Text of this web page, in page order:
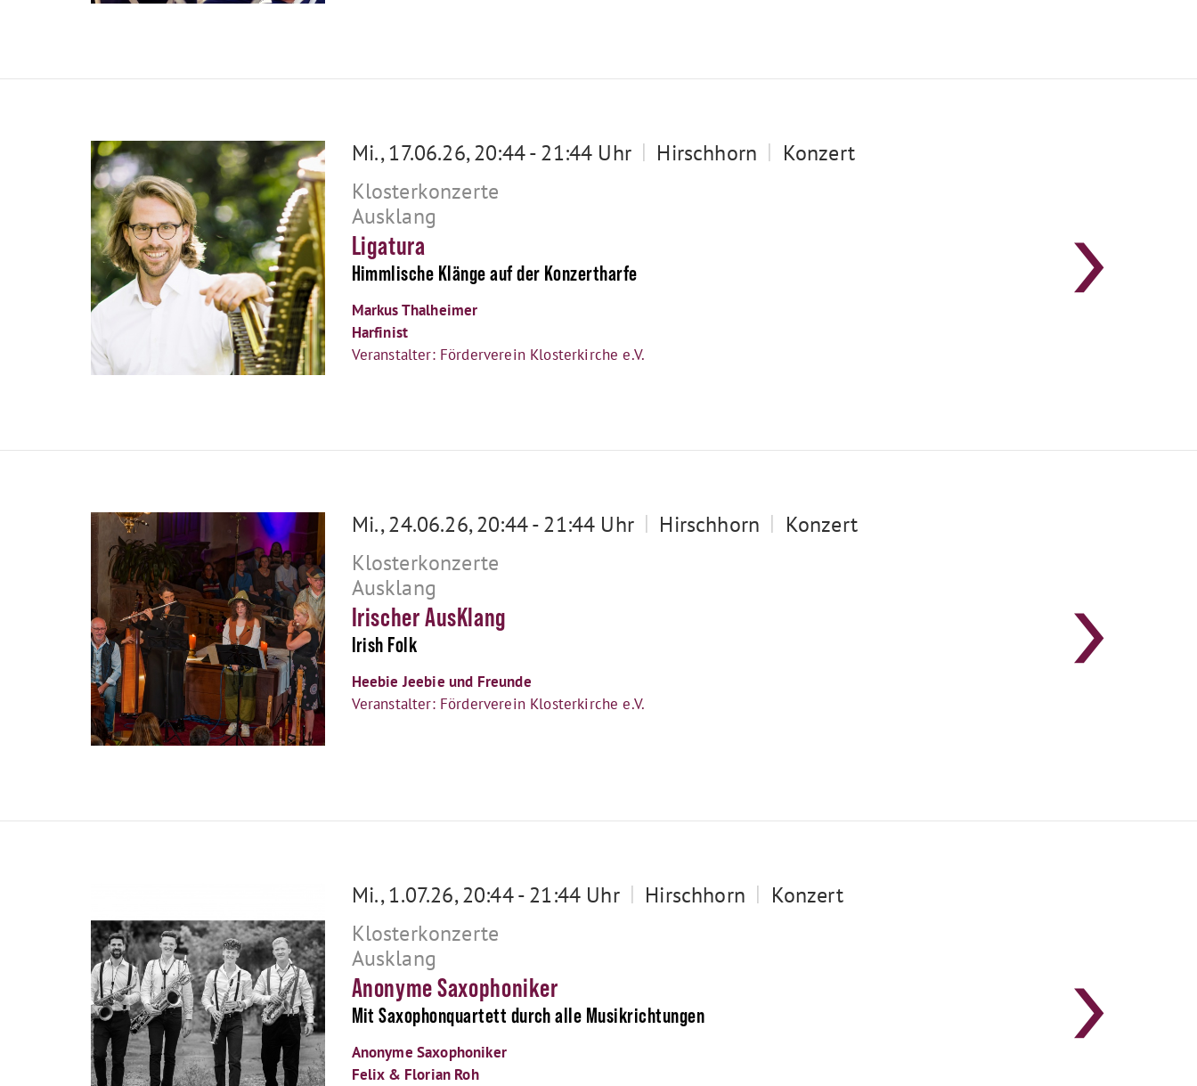
Mi., 17.06.26, 20:44 - 21:44 Uhr | Hirschhorn | Konzert
Klosterkonzerte
Ausklang
Ligatura
Himmlische Klänge auf der Konzertharfe
Markus Thalheimer
Harfinist
Veranstalter: Förderverein Klosterkirche e.V.
Mi., 24.06.26, 20:44 - 21:44 Uhr | Hirschhorn | Konzert
Klosterkonzerte
Ausklang
Irischer AusKlang
Irish Folk
Heebie Jeebie und Freunde
Veranstalter: Förderverein Klosterkirche e.V.
Mi., 1.07.26, 20:44 - 21:44 Uhr | Hirschhorn | Konzert
Klosterkonzerte
Ausklang
Anonyme Saxophoniker
Mit Saxophonquartett durch alle Musikrichtungen
Anonyme Saxophoniker
Felix & Florian Roh